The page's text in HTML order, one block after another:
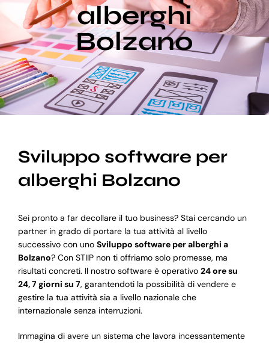
Blog
Supporto
alberghi
Bolzano
Sviluppo software per
alberghi Bolzano
Sei pronto a far decollare il tuo business? Stai cercando un
partner in grado di portare la tua attività al livello
successivo con uno Sviluppo software per alberghi a
Bolzano? Con STIIP non ti offriamo solo promesse, ma
risultati concreti. Il nostro software è operativo 24 ore su
24, 7 giorni su 7, garantendoti la possibilità di vendere e
gestire la tua attività sia a livello nazionale che
internazionale senza interruzioni.
Immagina di avere un sistema che lavora incessantemente